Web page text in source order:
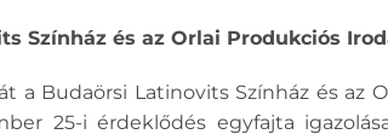
Színház és az Orlai Produkciós
Budaörsi Latinovits Színház és az
25-i érdeklődés egyfajta